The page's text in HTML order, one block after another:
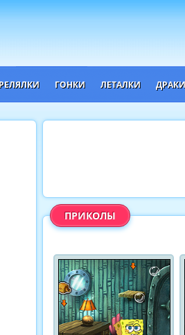
ГОНКИ ЛЕТАЛКИ ДРАКИ
ПРИКОЛЫ